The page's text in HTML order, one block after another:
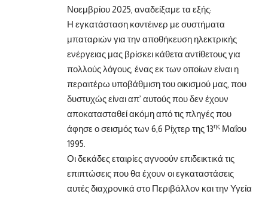
Νοεμβρίου 2025, αναδείξαμε τα εξής:
Η εγκατάσταση κοντέινερ με συστήματα
μπαταριών για την αποθήκευση ηλεκτρικής
ενέργειας μας βρίσκει κάθετα αντίθετους για
πολλούς λόγους, ένας εκ των οποίων είναι η
περαιτέρω υποβάθμιση του οικισμού μας, που
δυστυχώς είναι απ’ αυτούς που δεν έχουν
αποκατασταθεί ακόμη από τις πληγές που
άφησε ο σεισμός των 6,6 Ρίχτερ της 13ης Μαΐου
1995.
Οι δεκάδες εταιρίες αγνοούν επιδεικτικά τις
επιπτώσεις που θα έχουν οι εγκαταστάσεις
αυτές διαχρονικά στο Περιβάλλον και την Υγεία